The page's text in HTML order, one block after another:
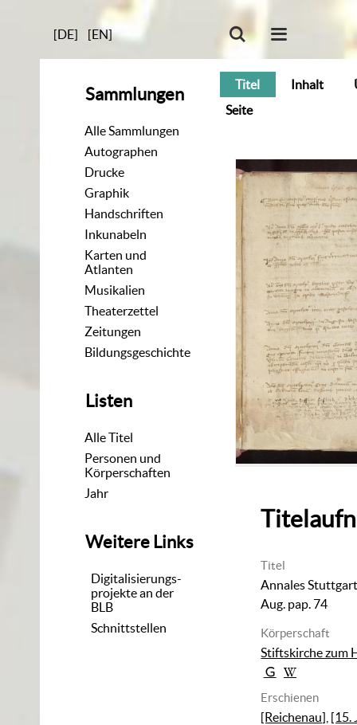
[DE] [EN]
Sammlungen
Alle Sammlungen
Autographen
Drucke
Graphik
Handschriften
Inkunabeln
Karten und
Atlanten
Musikalien
Theaterzettel
Zeitungen
Bildungsgeschichte
Listen
Alle Titel
Personen und
Körperschaften
Jahr
Weitere Links
Digitalisierungs-
projekte an der
BLB
Schnittstellen
Titel Inhalt
Seite
Titel
Annales
Aug. pap. 74
Körperschaft
Stiftskirche zum
Erschienen
[Reichenau] [15.